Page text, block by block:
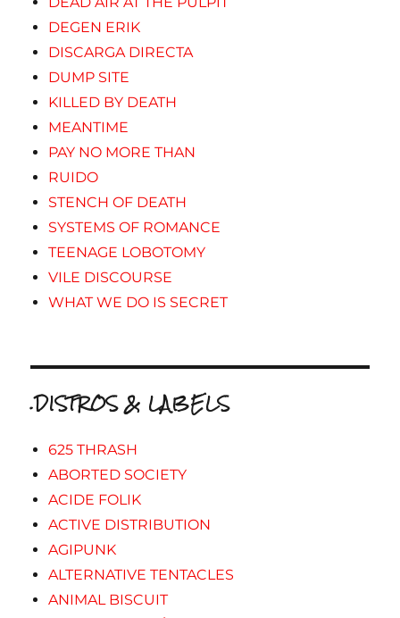
DEGEN ERIK
DISCARGA DIRECTA
DUMP SITE
KILLED BY DEATH
MEANTIME
PAY NO MORE THAN
RUIDO
STENCH OF DEATH
SYSTEMS OF ROMANCE
TEENAGE LOBOTOMY
VILE DISCOURSE
WHAT WE DO IS SECRET
.DISTROS & LABELS
625 THRASH
ABORTED SOCIETY
ACIDE FOLIK
ACTIVE DISTRIBUTION
AGIPUNK
ALTERNATIVE TENTACLES
ANIMAL BISCUIT